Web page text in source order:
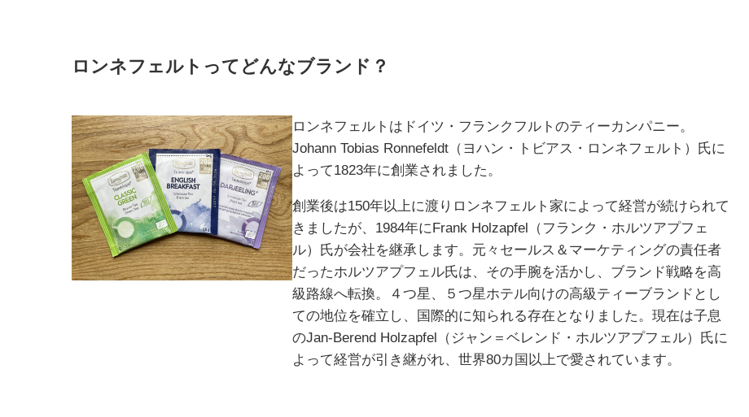
ロンネフェルトってどんなブランド？
ロンネフェルトはドイツ・フランクフルトのティーカンパニー。
Johann Tobias Ronnefeldt（ヨハン・トビアス・ロンネフェルト）氏に
よって1823年に創業されました。
創業後は150年以上に渡りロンネフェルト家によって経営が続けられて
きましたが、1984年にFrank Holzapfel（フランク・ホルツアプフェ
ル）氏が会社を継承します。元々セールス＆マーケティングの責任者
だったホルツアプフェル氏は、その手腕を活かし、ブランド戦略を高
級路線へ転換。４つ星、５つ星ホテル向けの高級ティーブランドとし
ての地位を確立し、国際的に知られる存在となりました。現在は子息
のJan-Berend Holzapfel（ジャン＝ベレンド・ホルツアプフェル）氏に
よって経営が引き継がれ、世界80カ国以上で愛されています。